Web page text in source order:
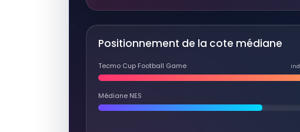
Positionnement de la cote médiane
Tecmo Cup Football Game
Médiane NES